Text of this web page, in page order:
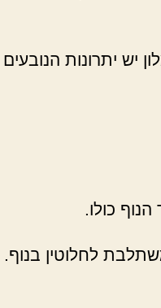
יש יתרונות
כולו.
לחלוטין בנוף.